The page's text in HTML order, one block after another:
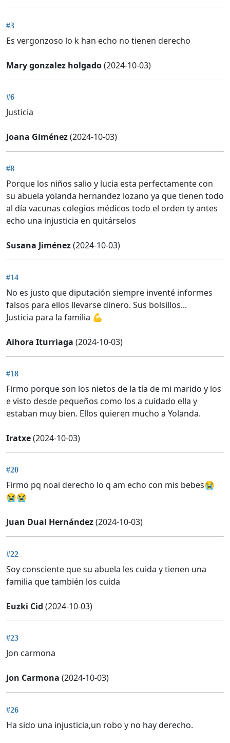
#3
Es vergonzoso lo k han echo no tienen derecho
Mary gonzalez holgado(2024-10-03)
#6
Justicia
Joana Giménez(2024-10-03)
#8
Porque los niños salio y lucia esta perfectamente con
su abuela yolanda hernandez lozano ya que tienen todo
al día vacunas colegios médicos todo el orden ty antes
echo una injusticia en quitárselos
Susana Jiménez(2024-10-03)
#14
No es justo que diputación siempre inventé informes
falsos para ellos llevarse dinero. Sus bolsillos...
Justicia para la familia 💪
Aihora Iturriaga (2024-10-03)
#18
Firmo porque son los nietos de la tía de mi marido y los
e visto desde pequeños como los a cuidado ella y
estaban muy bien. Ellos quieren mucho a Yolanda.
Iratxe(2024-10-03)
#20
Firmo pq noai derecho lo q am echo con mis bebes😭
😭😭
Juan Dual Hernández(2024-10-03)
#22
Soy consciente que su abuela les cuida y tienen una
familia que también los cuida
Euzki Cid (2024-10-03)
#23
Jon carmona
Jon Carmona (2024-10-03)
#26
Ha sido una injusticia,un robo y no hay derecho.